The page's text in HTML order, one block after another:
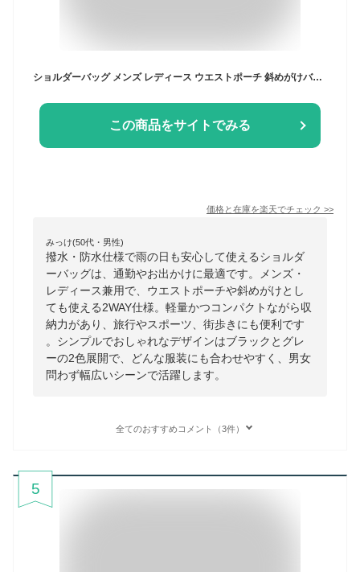
ショルダーバッグ メンズ レディース ウエストポーチ 斜めがけバッグ メンズバッグ カバン 撥水 防水 コンパクト 旅行 スポーツ 軽量 おしゃれ 斜め掛けバッグ ブラック グレー TRD
この商品をサイトでみる
価格と在庫を楽天でチェック >>
みっけ(50代・男性)
撥水・防水仕様で雨の日も安心して使えるショルダ
ーバッグは、通勤やお出かけに最適です。メンズ・
レディース兼用で、ウエストポーチや斜めがけとし
ても使える2WAY仕様。軽量かつコンパクトながら収
納力があり、旅行やスポーツ、街歩きにも便利です
。シンプルでおしゃれなデザインはブラックとグレ
ーの2色展開で、どんな服装にも合わせやすく、男女
問わず幅広いシーンで活躍します。
全てのおすすめコメント（3件）
5